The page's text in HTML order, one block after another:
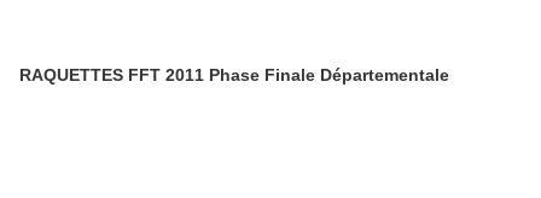
RAQUETTES FFT 2011 Phase Finale Départementale